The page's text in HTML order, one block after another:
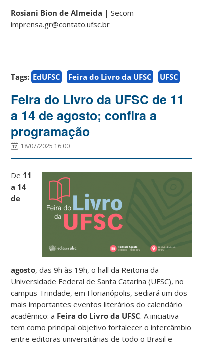
Rosiani Bion de Almeida | Secom
imprensa.gr@contato.ufsc.br
Tags: EdUFSC Feira do Livro da UFSC UFSC
Feira do Livro da UFSC de 11
a 14 de agosto; confira a
programação
18/07/2025 16:00
De 11
a 14
de
agosto, das 9h às 19h, o hall da Reitoria da
Universidade Federal de Santa Catarina (UFSC), no
campus Trindade, em Florianópolis, sediará um dos
mais importantes eventos literários do calendário
acadêmico: a Feira do Livro da UFSC. A iniciativa
tem como principal objetivo fortalecer o intercâmbio
entre editoras universitárias de todo o Brasil e